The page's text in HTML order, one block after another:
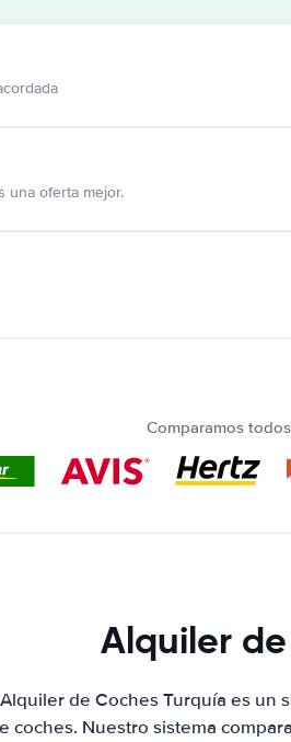
una oferta mejor.
Comparamos
Alquiler
Alquiler de Coches Turquía es
coches. Nuestro sistema